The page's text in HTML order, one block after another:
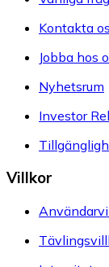
Kontakta
Jobba hos
Nyhetsrum
Investor
Villkor